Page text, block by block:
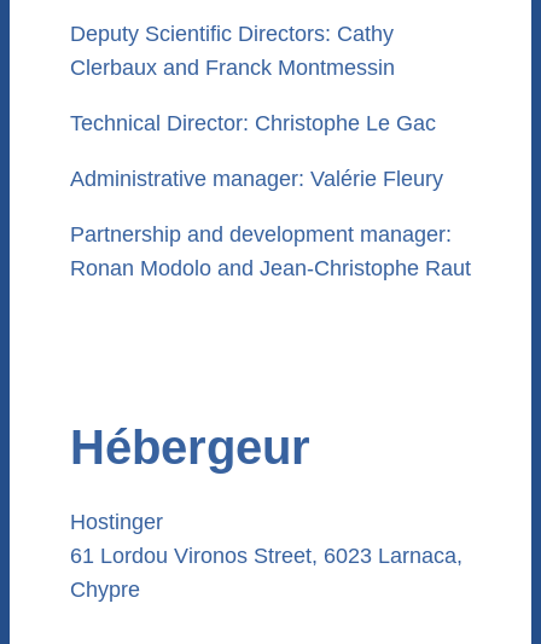
Deputy Scientific Directors: Cathy
Clerbaux and Franck Montmessin
Technical Director: Christophe Le Gac
Administrative manager: Valérie Fleury
Partnership and development manager:
Ronan Modolo and Jean-Christophe Raut
Hébergeur
Hostinger
61 Lordou Vironos Street, 6023 Larnaca,
Chypre